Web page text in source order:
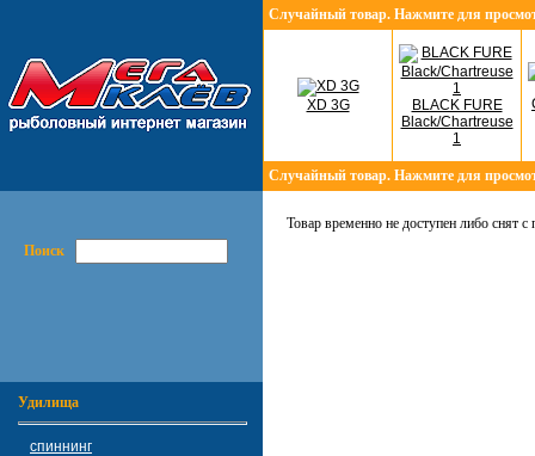
Случайный товар. Нажмите для
XD 3G
BLACK FURE
Black/Chartreuse
1
Случайный товар. Нажмите для
Поиск
Удилища
спиннинг
Товар временно не доступен либо снят с